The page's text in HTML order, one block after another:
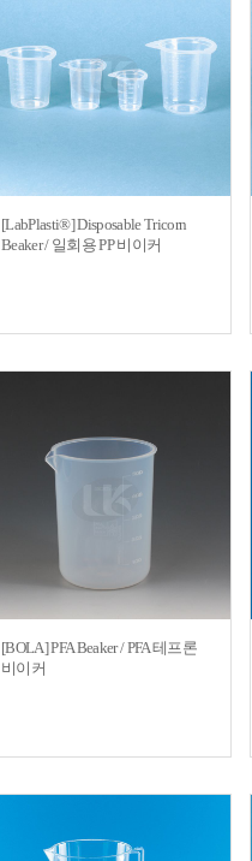
[LabPlasti®] Disposable Tricorn
Beaker / 일회용 PP 비이커
[BOLA] PFA Beaker / PFA 테프론
비이커